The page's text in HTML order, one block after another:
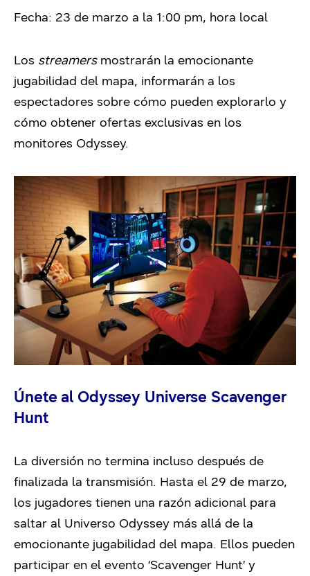
Fecha: 23 de marzo a la 1:00 pm, hora local
Los streamersmostrarán la emocionante
jugabilidad del mapa, informarán a los
espectadores sobre cómo pueden explorarlo y
cómo obtener ofertas exclusivas en los
monitores Odyssey.
Únete al Odyssey Universe Scavenger
Hunt
La diversión no termina incluso después de
finalizada la transmisión. Hasta el 29 de marzo,
los jugadores tienen una razón adicional para
saltar al Universo Odyssey más allá de la
emocionante jugabilidad del mapa. Ellos pueden
participar en el evento ‘Scavenger Hunt’ y